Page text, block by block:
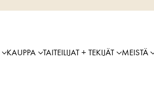
KAUPPA TAITEILIJAT + TEKIJÄT MEISTÄ